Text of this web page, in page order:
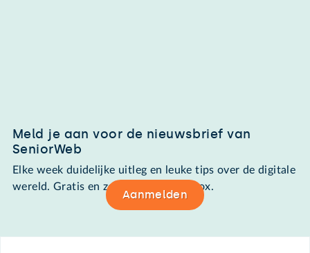
Meld je aan voor de nieuwsbrief van
SeniorWeb
Elke week duidelijke uitleg en leuke tips over de digitale
wereld. Gratis en zomaar in de mailbox.
Aanmelden